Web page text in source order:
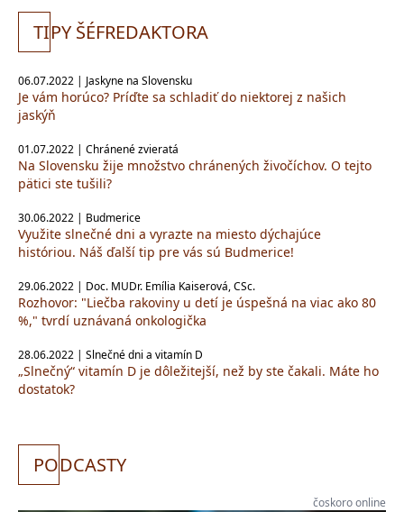
TIPY ŠÉFREDAKTORA
06.07.2022 | Jaskyne na Slovensku
Je vám horúco? Príďte sa schladiť do niektorej z našich
jaskýň
01.07.2022 | Chránené zvieratá
Na Slovensku žije množstvo chránených živočíchov. O tejto
pätici ste tušili?
30.06.2022 | Budmerice
Využite slnečné dni a vyrazte na miesto dýchajúce
históriou. Náš ďalší tip pre vás sú Budmerice!
29.06.2022 | Doc. MUDr. Emília Kaiserová, CSc.
Rozhovor: "Liečba rakoviny u detí je úspešná na viac ako 80
%," tvrdí uznávaná onkologička
28.06.2022 | Slnečné dni a vitamín D
„Slnečný“ vitamín D je dôležitejší, než by ste čakali. Máte ho
dostatok?
PODCASTY
čoskoro online